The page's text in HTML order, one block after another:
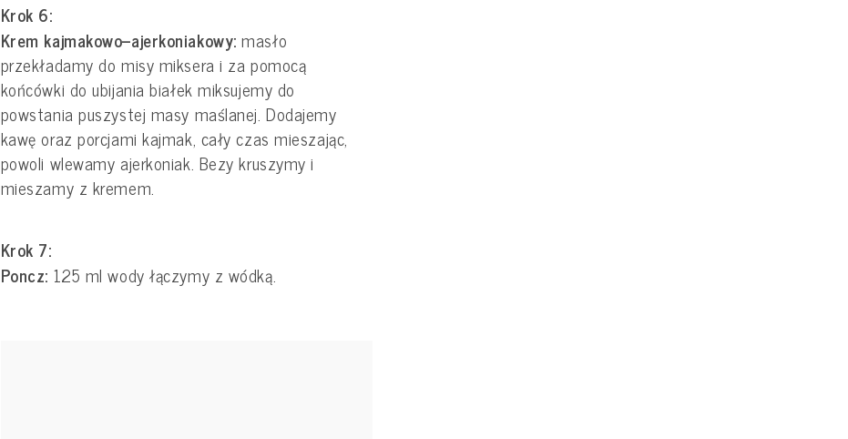
Krok 6:
Krem kajmakowo–ajerkoniakowy: masło
przekładamy do misy miksera i za pomocą
końcówki do ubijania białek miksujemy do
powstania puszystej masy maślanej. Dodajemy
kawę oraz porcjami kajmak, cały czas mieszając,
powoli wlewamy ajerkoniak. Bezy kruszymy i
mieszamy z kremem.
Krok 7:
Poncz: 125 ml wody łączymy z wódką.